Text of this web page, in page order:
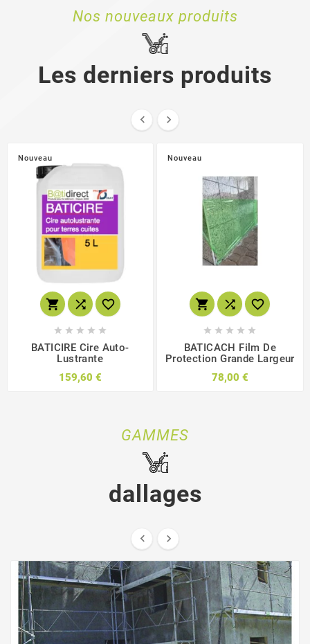
Moquette de pierre BATIPOX PU
Nos nouveaux produits
Les derniers produits
 
Nouveau
  
    
BATICIRE Cire Auto-
Lustrante
159,60 €
Nouveau
  
    
BATICACH Film De
Protection Grande Largeur
78,00 €
GAMMES
dallages
 